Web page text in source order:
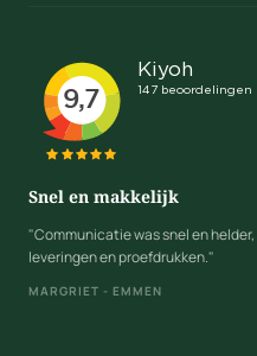
Snel en makkelijk
"Communicatie was snel en
leveringen en proefdrukken."
MARGRIET - EMMEN